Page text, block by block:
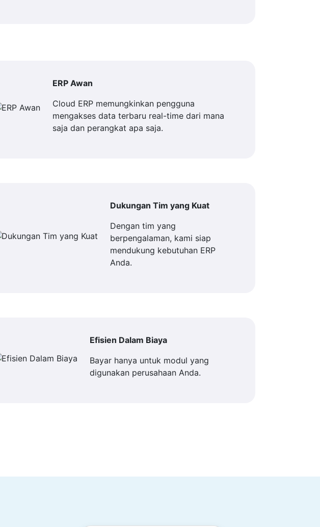
ERP Awan
Cloud ERP memungkinkan pengguna
mengakses data terbaru real-time dari mana
saja dan perangkat apa saja.
Dukungan Tim yang Kuat
Dengan tim yang
berpengalaman, kami siap
mendukung kebutuhan ERP
Anda.
Efisien Dalam Biaya
Bayar hanya untuk modul yang
digunakan perusahaan Anda.